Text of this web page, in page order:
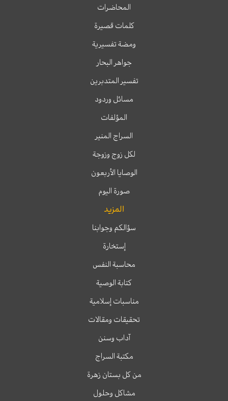
المحاضرات
كلمات قصيرة
ومضة تفسيرية
جواهر البحار
تفسير المتدبرين
مسائل وردود
المؤلفات
السراج المنير
لكل زوج وزوجة
الوصايا الأربعون
صورة اليوم
المزيد
سؤالكم وجوابنا
إستخارة
محاسبة النفس
كتابة الوصية
مناسبات إسلامية
تحقيقات ومقالات
آداب وسنن
مكتبة السراج
من كل بستان زهرة
مشاكل وحلول